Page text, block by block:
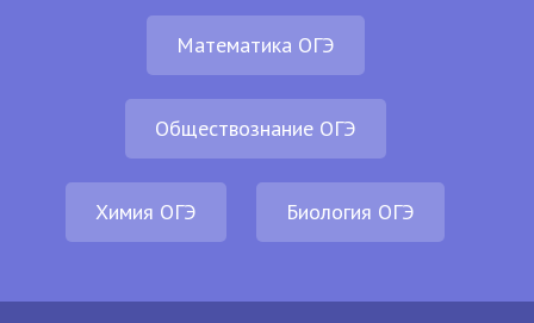
Математика ОГЭ
Обществознание ОГЭ
Химия ОГЭ Биология ОГЭ